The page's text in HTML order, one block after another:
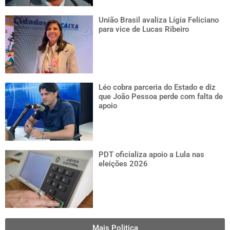
União Brasil avaliza Lígia Feliciano
para vice de Lucas Ribeiro
Léo cobra parceria do Estado e diz
que João Pessoa perde com falta de
apoio
PDT oficializa apoio a Lula nas
eleições 2026
Mais Politica